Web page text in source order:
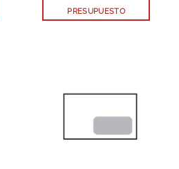
PRESUPUESTO